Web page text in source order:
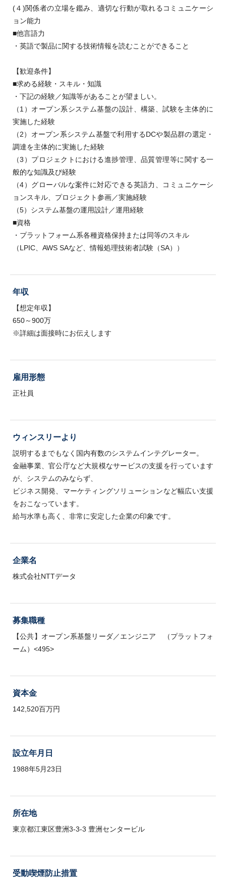
(４)関係者の立場を鑑み、適切な行動が取れるコミュニケーシ
ョン能力
■他言語力
・英語で製品に関する技術情報を読むことができること
【歓迎条件】
■求める経験・スキル・知識
・下記の経験／知識等があることが望ましい。
（1）オープン系システム基盤の設計、構築、試験を主体的に
実施した経験
（2）オープン系システム基盤で利用するDCや製品群の選定・
調達を主体的に実施した経験
（3）プロジェクトにおける進捗管理、品質管理等に関する一
般的な知識及び経験
（4）グローバルな案件に対応できる英語力、コミュニケーシ
ョンスキル、プロジェクト参画／実施経験
（5）システム基盤の運用設計／運用経験
■資格
・プラットフォーム系各種資格保持または同等のスキル
（LPIC、AWS SAなど、情報処理技術者試験（SA））
年収
【想定年収】
650～900万
※詳細は面接時にお伝えします
雇用形態
正社員
ウィンスリーより
説明するまでもなく国内有数のシステムインテグレーター。
金融事業、官公庁など大規模なサービスの支援を行っています
が、システムのみならず、
ビジネス開発、マーケティングソリューションなど幅広い支援
をおこなっています。
給与水準も高く、非常に安定した企業の印象です。
企業名
株式会社NTTデータ
募集職種
【公共】オープン系基盤リーダ／エンジニア （プラットフォ
ーム）<495>
資本金
142,520百万円
設立年月日
1988年5月23日
所在地
東京都江東区豊洲3-3-3 豊洲センタービル
受動喫煙防止措置